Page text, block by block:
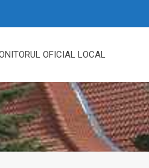
OFICIAL LOCAL